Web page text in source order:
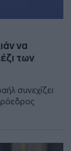
να
των
συνεχίζει